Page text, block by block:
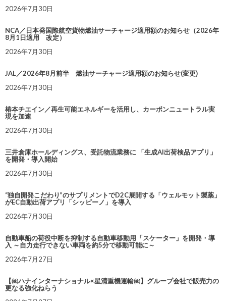
2026年7月30日
NCA／日本発国際航空貨物燃油サーチャージ適用額のお知らせ（2026年
8月1日適用 改定）
2026年7月30日
JAL／2026年8月前半 燃油サーチャージ適用額のお知らせ(変更)
2026年7月30日
椿本チエイン／再生可能エネルギーを活用し、カーボンニュートラル実
現を加速
2026年7月30日
三井倉庫ホールディングス、受託物流業務に 「生成AI出荷検品アプリ」
を開発・導入開始
2026年7月30日
“独自開発こだわり”のサプリメントでD2C展開する「ウェルモット製薬」
がEC自動出荷アプリ「シッピーノ」を導入
2026年7月30日
自動車船の荷役中断を抑制する自動車移動用「スケーター」を開発・導
入 ～自力走行できない車両を約5分で移動可能に～
2026年7月27日
【㈱ハナインターナショナル×星清重機運輸㈱】グループ会社で販売力の
更なる強化ねらう